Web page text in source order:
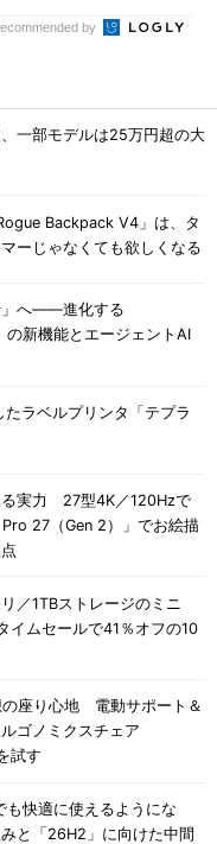
by
一部モデルは25万円超の大
Backpack V4」は、タ
ーじゃなくても欲しくなる
」へ――進化する
新機能とエージェントAI
ラベルプリンタ「テプラ
実力 27型4K／120Hzで
27（Gen 2）」でお絵描
／1TBストレージのミニ
イムセールで41％オフの10
座り心地 電動サポート＆
ゴノミクスチェア
試す
も快適に使えるようにな
と「26H2」に向けた中間